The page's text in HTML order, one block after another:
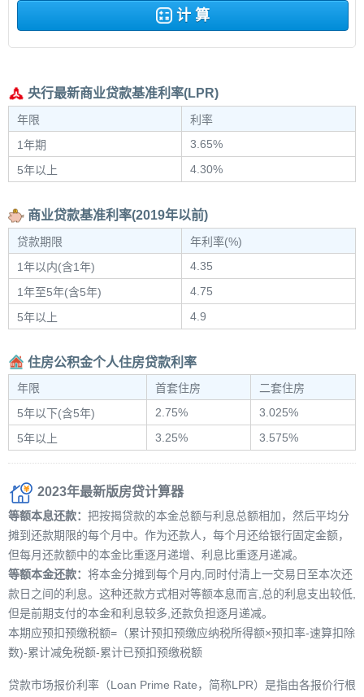
计 算
央行最新商业贷款基准利率(LPR)
年限
利率
1年期
3.65%
5年以上
4.30%
商业贷款基准利率(2019年以前)
贷款期限
年利率(%)
1年以内(含1年)
4.35
1年至5年(含5年)
4.75
5年以上
4.9
住房公积金个人住房贷款利率
年限 首套住房
二套住房
5年以下(含5年)
2.75%
3.025%
5年以上
3.25% 3.575%
2023年最新版房贷计算器
等额本息还款： 把按揭贷款的本金总额与利息总额相加，然后平均分
摊到还款期限的每个月中。作为还款人，每个月还给银行固定金额，
但每月还款额中的本金比重逐月递增、利息比重逐月递减。
等额本金还款： 将本金分摊到每个月内,同时付清上一交易日至本次还
款日之间的利息。这种还款方式相对等额本息而言,总的利息支出较低,
但是前期支付的本金和利息较多,还款负担逐月递减。
本期应预扣预缴税额=（累计预扣预缴应纳税所得额×预扣率-速算扣除
数)-累计减免税额-累计已预扣预缴税额
贷款市场报价利率（Loan Prime Rate，简称LPR）是指由各报价行根